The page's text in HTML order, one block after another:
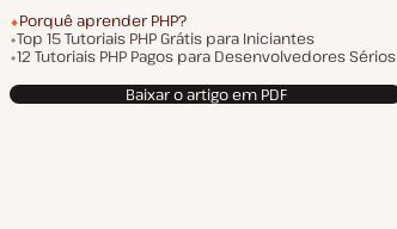
Porquê aprender PHP?
Top 15 Tutoriais PHP Grátis para Iniciantes
12 Tutoriais PHP Pagos para Desenvolvedores Sérios
Baixar o artigo em PDF